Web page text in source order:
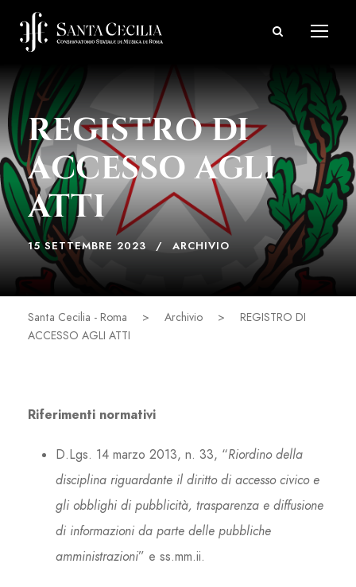
REGISTRO DI
ACCESSO AGLI
ATTI
15 SETTEMBRE 2023 ARCHIVIO
Santa Cecilia - Roma > Archivio >
REGISTRO DI
ACCESSO AGLI ATTI
Riferimenti normativi
D.Lgs. 14 marzo 2013, n. 33, “Riordino della
disciplina riguardante il diritto di accesso civico e
gli obblighi di pubblicità, trasparenza e diffusione
di informazioni da parte delle pubbliche
amministrazioni” e ss.mm.ii.